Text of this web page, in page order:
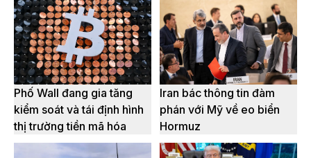
Phố Wall đang gia tăng
kiểm soát và tái định hình
thị trường tiền mã hóa
Iran bác thông tin đàm
phán với Mỹ về eo biển
Hormuz